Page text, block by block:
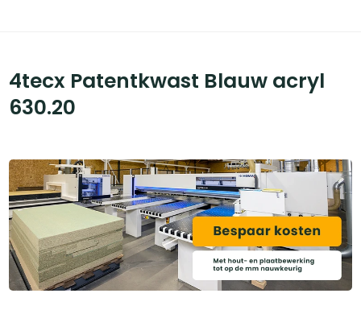
4tecx Patentkwast Blauw acryl
630.20